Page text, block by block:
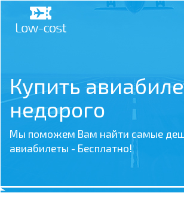
Купить
недорого
Мы поможем Вам найти самые
авиабилеты - Бесплатно!